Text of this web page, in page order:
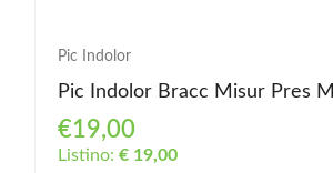
Pic Indolor
Pic Indolor Bracc Misur Pres M
€19,00
Listino: € 19,00